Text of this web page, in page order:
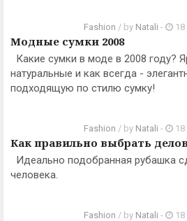
Fashion / by Natali -
Модные сумки 2008
Какие сумки в моде в 2008 году?
натуральные и как всегда -
подходящую по стилю сумку!
Fashion / by Natali -
Как правильно выбрать
Идеально подобранная рубашка
человека.
Fashion / by Natali -